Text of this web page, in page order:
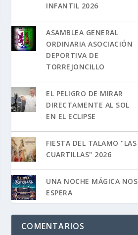
INFANTIL 2026
ASAMBLEA GENERAL
ORDINARIA ASOCIACIÓN
DEPORTIVA DE
TORREJONCILLO
EL PELIGRO DE MIRAR
DIRECTAMENTE AL SOL
EN EL ECLIPSE
FIESTA DEL TALAMO "LAS
CUARTILLAS" 2026
UNA NOCHE MÁGICA NOS
ESPERA
COMENTARIOS